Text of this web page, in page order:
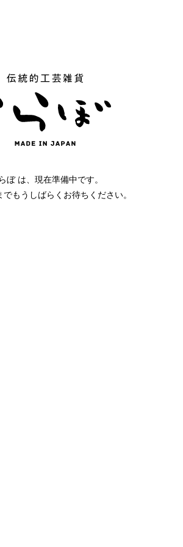
ぼ は、現在準備中です。
でもうしばらくお待ちください。